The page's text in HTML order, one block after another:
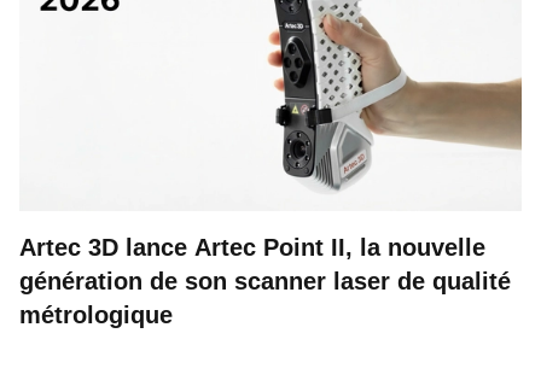
Artec 3D lance Artec Point II, la nouvelle
génération de son scanner laser de qualité
métrologique